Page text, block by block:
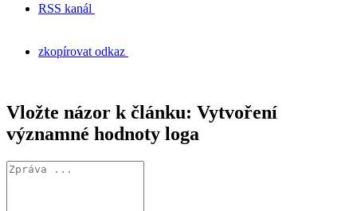
RSS kanál
zkopírovat odkaz
Vložte názor k článku: Vytvoření
významné hodnoty loga